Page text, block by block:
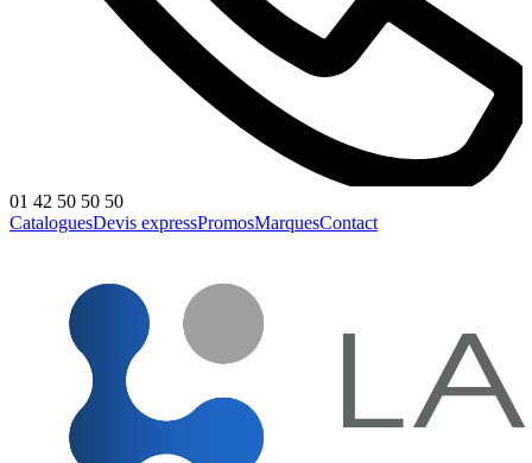
01 42 50 50 50
CataloguesDevis expressPromosMarquesContact